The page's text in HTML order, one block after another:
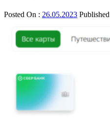
Posted On : 26.05.2023